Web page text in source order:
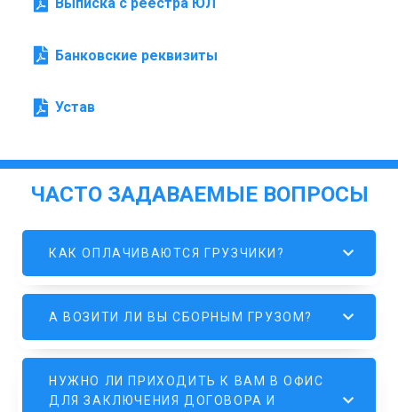
Банковские реквизиты
Устав
ЧАСТО ЗАДАВАЕМЫЕ ВОПРОСЫ
КАК ОПЛАЧИВАЮТСЯ ГРУЗЧИКИ?
А ВОЗИТИ ЛИ ВЫ СБОРНЫМ ГРУЗОМ?
НУЖНО ЛИ ПРИХОДИТЬ К ВАМ В ОФИС
ДЛЯ ЗАКЛЮЧЕНИЯ ДОГОВОРА И